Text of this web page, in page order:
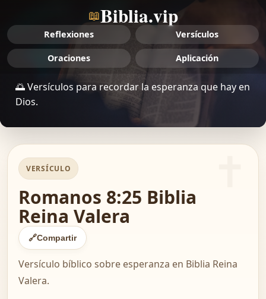
📖Biblia.vip
Reflexiones Versículos
Oraciones Aplicación
🌅 Versículos para recordar la esperanza que hay en
Dios.
VERSÍCULO
Romanos 8:25 Biblia
Reina Valera
🔗Compartir
Versículo bíblico sobre esperanza en Biblia Reina
Valera.